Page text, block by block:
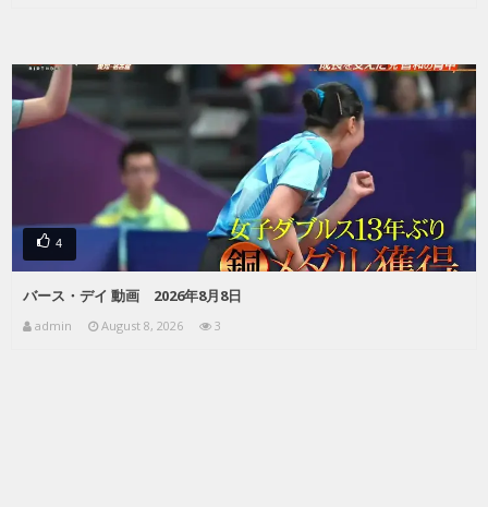
4
バース・デイ 動画 2026年8月8日
admin August 8, 2026 3